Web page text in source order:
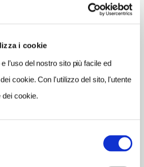
i cookie
l’uso del nostro sito più facile ed
cookie. Con l'utilizzo del sito, l'utente
dei cookie.